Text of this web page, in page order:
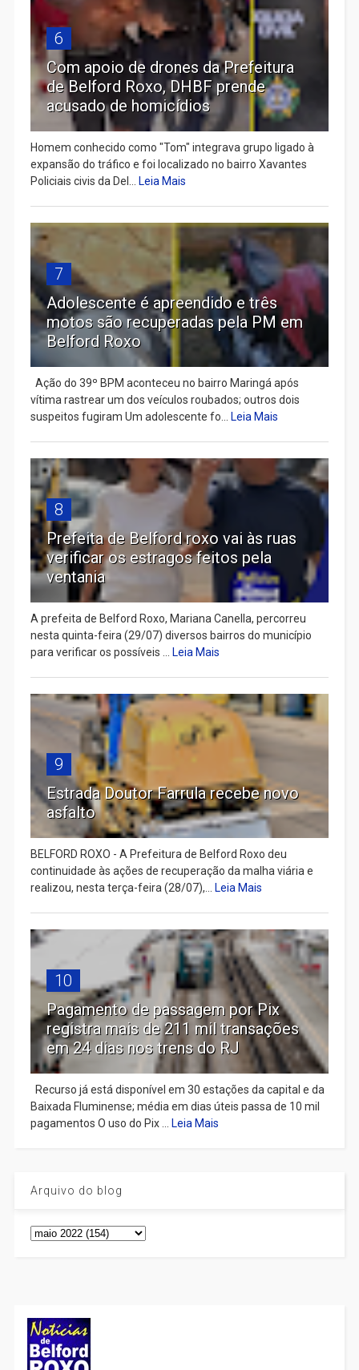
6
Com apoio de drones da Prefeitura
de Belford Roxo, DHBF prende
acusado de homicídios
Homem conhecido como "Tom" integrava grupo ligado à
expansão do tráfico e foi localizado no bairro Xavantes
Policiais civis da Del... Leia Mais
7
Adolescente é apreendido e três
motos são recuperadas pela PM em
Belford Roxo
Ação do 39º BPM aconteceu no bairro Maringá após
vítima rastrear um dos veículos roubados; outros dois
suspeitos fugiram Um adolescente fo... Leia Mais
8
Prefeita de Belford roxo vai às ruas
verificar os estragos feitos pela
ventania
A prefeita de Belford Roxo, Mariana Canella, percorreu
nesta quinta-feira (29/07) diversos bairros do município
para verificar os possíveis ... Leia Mais
9
Estrada Doutor Farrula recebe novo
asfalto
BELFORD ROXO - A Prefeitura de Belford Roxo deu
continuidade às ações de recuperação da malha viária e
realizou, nesta terça-feira (28/07),... Leia Mais
10
Pagamento de passagem por Pix
registra mais de 211 mil transações
em 24 dias nos trens do RJ
Recurso já está disponível em 30 estações da capital e da
Baixada Fluminense; média em dias úteis passa de 10 mil
pagamentos O uso do Pix ... Leia Mais
Arquivo do blog